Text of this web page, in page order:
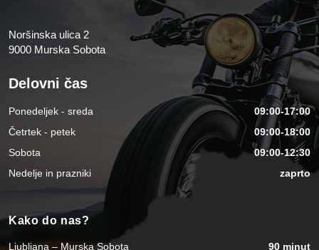
Noršinska ulica 2
9000 Murska Sobota
Delovni čas
Ponedeljek - sreda
09:00-17:00
Četrtek - petek
09:00-18:00
Sobota
09:00-12:30
Nedelje in prazniki
zaprto
Kako do nas?
Ljubljana – Murska Sobota
90 minut